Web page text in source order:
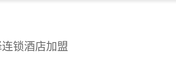
锁酒店加盟